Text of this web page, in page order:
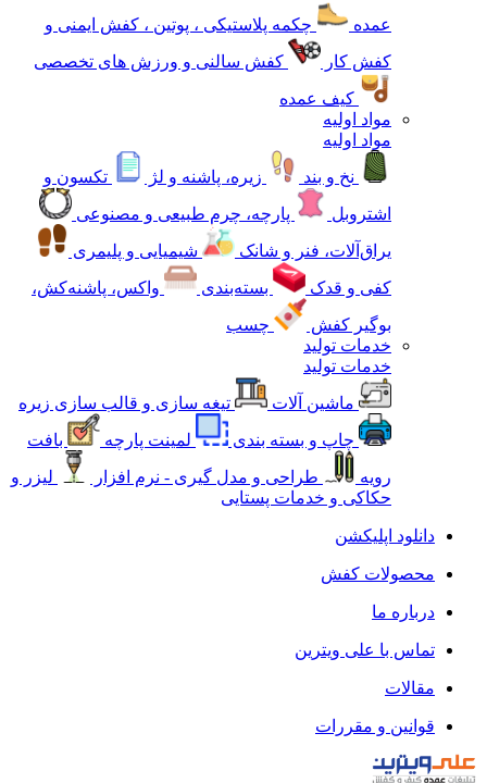
عمده
چکمه پلاستیکی ، پوتین ، کفش ایمنی و
کفش کار
کفش سالنی و ورزش های تخصصی
کیف عمده
مواد اولیه
مواد اولیه
نخ و بند
زیره، پاشنه و لژ
تکسون و
اشتروبل
پارچه، چرم طبیعی و مصنوعی
یراق‌آلات، فنر و شانک
شیمیایی و پلیمری
کفی و قدک
بسته‌بندی
واکس، پاشنه‌کش،
بوگیر کفش
چسب
خدمات تولید
خدمات تولید
ماشین آلات
تیغه سازی و قالب سازی زیره
چاپ و بسته بندی
لمینت پارچه
بافت
رویه
طراحی و مدل گیری - نرم افزار
لیزر و
حکاکی و خدمات پستایی
دانلود اپلیکشن
محصولات کفش
درباره ما
تماس با علی ویترین
مقالات
قوانین و مقررات